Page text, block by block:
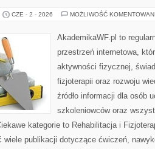
CZE - 2 - 2026 MOŻLIWOŚĆ
AkademikaWF.pl to
przestrzeń internetowa,
aktywności fizycznej,
fizjoterapii oraz rozwoju
źródło informacji dla osób
szkoleniowców oraz
kategorie to Rehabilitacja i
wiele publikacji dotyczące ćwiczeń,